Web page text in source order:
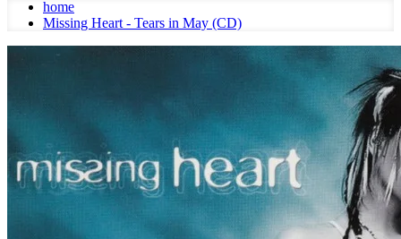
home
Missing Heart - Tears in May (CD)